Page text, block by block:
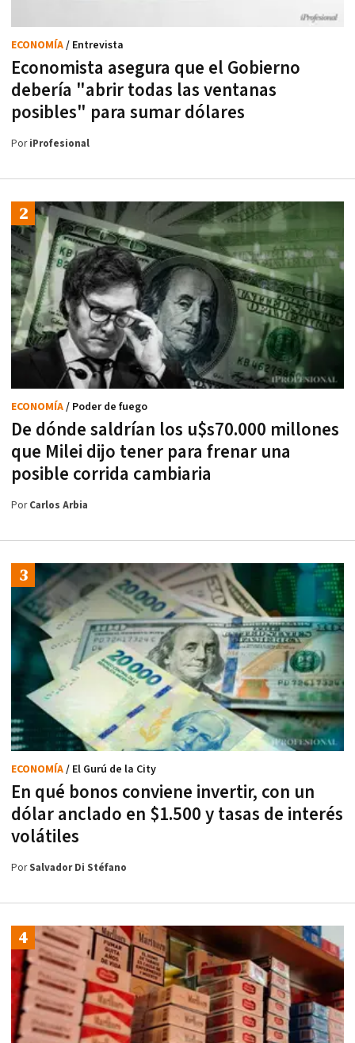
Economista asegura que el Gobierno
debería "abrir todas las ventanas
posibles" para sumar dólares
ECONOMÍA/ Entrevista
PoriProfesional
De dónde saldrían los u$s70.000 millones
que Milei dijo tener para frenar una
posible corrida cambiaria
ECONOMÍA/ Poder de fuego
PorCarlos Arbia
En qué bonos conviene invertir, con un
dólar anclado en $1.500 y tasas de interés
volátiles
ECONOMÍA/ El Gurú de la City
PorSalvador Di Stéfano